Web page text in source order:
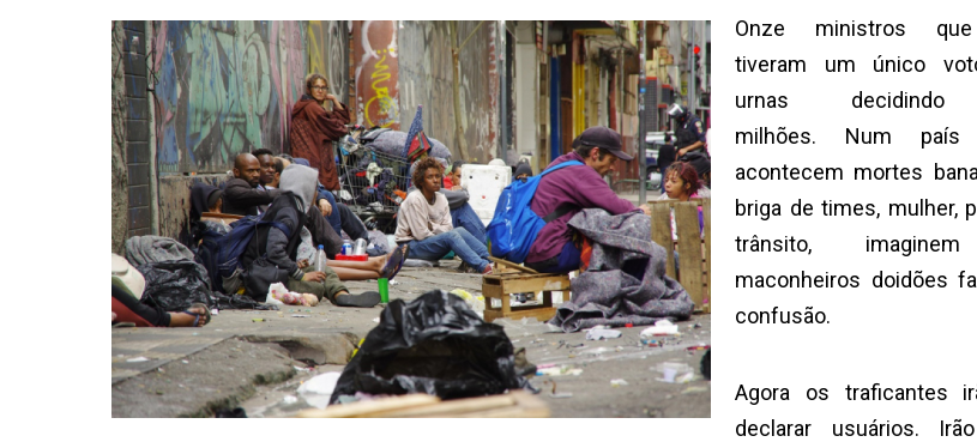
Onze ministros
tiveram um único
urnas
milhões. Num país
acontecem mortes
briga de times, mulher,
trânsito,
maconheiros doidões
confusão.
Agora os traficantes
declarar usuários.